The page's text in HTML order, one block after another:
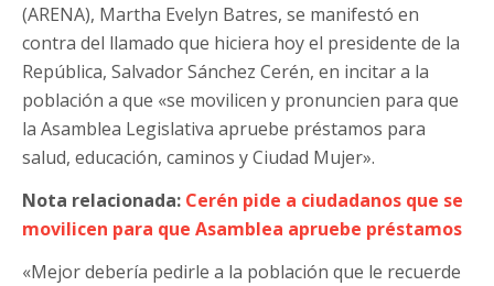
(ARENA), Martha Evelyn Batres, se manifestó en
contra del llamado que hiciera hoy el presidente de la
República, Salvador Sánchez Cerén, en incitar a la
población a que «se movilicen y pronuncien para que
la Asamblea Legislativa apruebe préstamos para
salud, educación, caminos y Ciudad Mujer».
Nota relacionada: Cerén pide a ciudadanos que se
movilicen para que Asamblea apruebe préstamos
«Mejor debería pedirle a la población que le recuerde